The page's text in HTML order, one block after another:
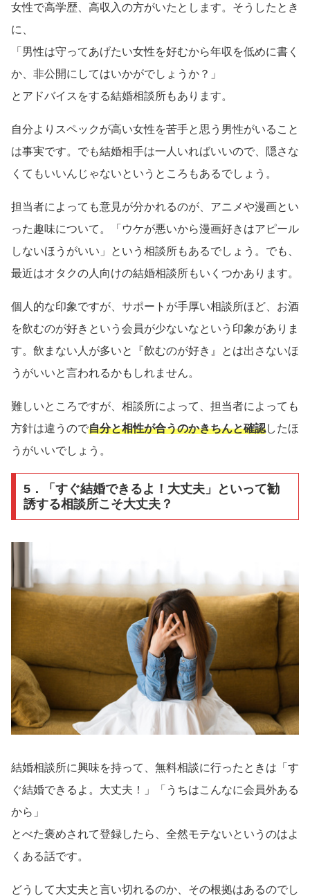
女性で高学歴、高収入の方がいたとします。そうしたとき
に、
「男性は守ってあげたい女性を好むから年収を低めに書く
か、非公開にしてはいかがでしょうか？」
とアドバイスをする結婚相談所もあります。
自分よりスペックが高い女性を苦手と思う男性がいること
は事実です。でも結婚相手は一人いればいいので、隠さな
くてもいいんじゃないというところもあるでしょう。
担当者によっても意見が分かれるのが、アニメや漫画とい
った趣味について。「ウケが悪いから漫画好きはアピール
しないほうがいい」という相談所もあるでしょう。でも、
最近はオタクの人向けの結婚相談所もいくつかあります。
個人的な印象ですが、サポートが手厚い相談所ほど、お酒
を飲むのが好きという会員が少ないなという印象がありま
す。飲まない人が多いと『飲むのが好き』とは出さないほ
うがいいと言われるかもしれません。
難しいところですが、相談所によって、担当者によっても
方針は違うので自分と相性が合うのかきちんと確認したほ
うがいいでしょう。
5．「すぐ結婚できるよ！大丈夫」といって勧
誘する相談所こそ大丈夫？
結婚相談所に興味を持って、無料相談に行ったときは「す
ぐ結婚できるよ。大丈夫！」「うちはこんなに会員外ある
から」
とべた褒めされて登録したら、全然モテないというのはよ
くある話です。
どうして大丈夫と言い切れるのか、その根拠はあるのでし